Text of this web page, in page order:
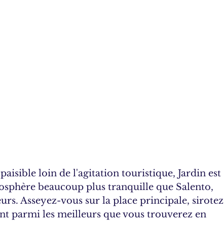
paisible loin de l'agitation touristique, Jardin est
beaucoup plus tranquille que Salento,
Asseyez-vous sur la place principale, sirotez
parmi les meilleurs que vous trouverez en